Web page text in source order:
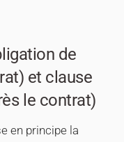
de
et clause
le contrat)
en principe la